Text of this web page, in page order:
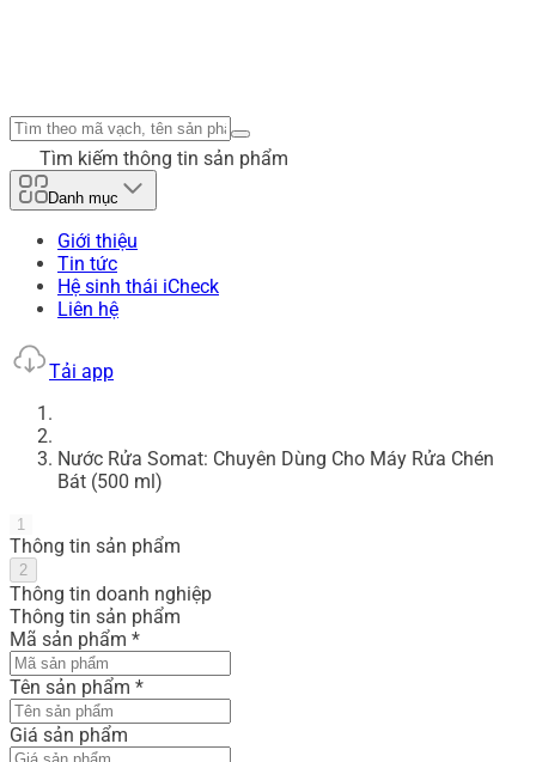
Tìm kiếm thông tin sản phẩm
Danh mục
Giới thiệu
Tin tức
Hệ sinh thái iCheck
Liên hệ
Tải app
Nước Rửa Somat: Chuyên Dùng Cho Máy Rửa Chén
Bát (500 ml)
1
Thông tin sản phẩm
2
Thông tin doanh nghiệp
Thông tin sản phẩm
Mã sản phẩm *
Tên sản phẩm *
Giá sản phẩm